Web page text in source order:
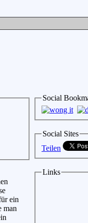
ein
man
Social
Social Sites
Teilen
Links